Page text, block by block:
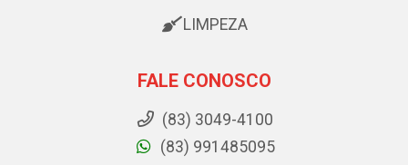
LIMPEZA
FALE CONOSCO
(83) 3049-4100
(83) 991485095